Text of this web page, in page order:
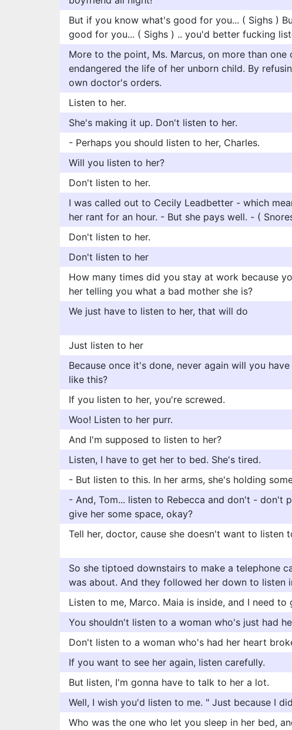
But if you know what's good for you... ( Sighs )
good for you... ( Sighs ) .. you'd better fucking
More to the point, Ms. Marcus, on more than one
endangered the life of her unborn child. By
own doctor's orders.
Listen to her.
She's making it up. Don't listen to her.
- Perhaps you should listen to her, Charles.
Will you listen to her?
Don't listen to her.
I was called out to Cecily Leadbetter - which
her rant for an hour. - But she pays well. - (
Don't listen to her.
Don't listen to her
How many times did you stay at work because
her telling you what a bad mother she is?
We just have to listen to her, that will do
Just listen to her
Because once it's done, never again will you
like this?
If you listen to her, you're screwed.
Woo! Listen to her purr.
And I'm supposed to listen to her?
Listen, I have to get her to bed. She's tired.
- But listen to this. In her arms, she's holding
- And, Tom... listen to Rebecca and don't - don't
give her some space, okay?
Tell her, doctor, cause she doesn't want to listen
So she tiptoed downstairs to make a telephone
was about. And they followed her down to listen
Listen to me, Marco. Maia is inside, and I need to
You shouldn't listen to a woman who's just had
Don't listen to a woman who's had her heart
If you want to see her again, listen carefully.
But listen, I'm gonna have to talk to her a lot.
Well, I wish you'd listen to me. " Just because I
Who was the one who let you sleep in her bed,